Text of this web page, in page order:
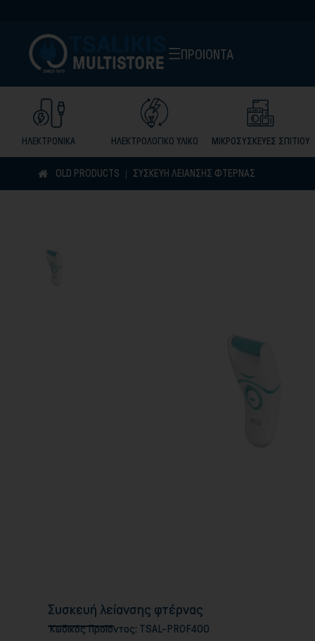
ΠΡΟΙΟΝΤΑ
ΗΛΕΚΤΡΟΛΟΓΙΚΟ ΥΛΙΚΟ
ΗΛΕΚΤΡΟΝΙΚΑ ΜΙΚΡΟΣΥΣΚΕΥΕΣ ΣΠΙΤΙΟΥ
OLD PRODUCTS ΣΥΣΚΕΥΉ ΛΕΊΑΝΣΗΣ ΦΤΈΡΝΑΣ
Συσκευή λείανσης φτέρνας
Κωδικός Προϊόντος: TSAL-PROF400